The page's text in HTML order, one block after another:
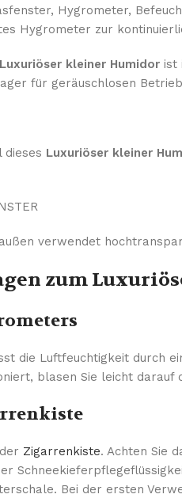
Hygrometer,
Hygrometer zur
Luxuriöser kleiner Humidor ist
für geräuschlosen
dieses Luxuriöser kleiner
außen verwendet
zum
die Luftfeuchtigkeit durch
blasen Sie leicht darauf
Zigarrenkiste. Achten Sie
Bei der ersten